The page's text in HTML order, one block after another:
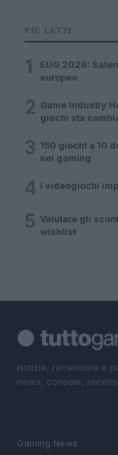
PIÙ LETTI
1
EUG 2026:
europeo
2 Game Industry
giochi sta
3 150 giochi a 10
nel gaming
4 I videogiochi
5 Valutare gli
wishlist
Notizie, recensioni e
news, console,
Gaming News